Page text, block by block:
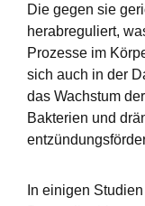
Die gegen sie
herabreguliert,
Prozesse im
sich auch in der
das Wachstum
Bakterien und
In einigen